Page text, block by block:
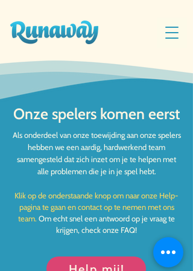
Onze spelers komen eerst
Als onderdeel van onze toewijding aan onze spelers
hebben we een aardig, hardwerkend team
samengesteld dat zich inzet om je te helpen met
alle problemen die je in je spel hebt.
Klik op de onderstaande knop om naar onze Help-
pagina te gaan en contact op te nemen met ons
team. Om echt snel een antwoord op je vraag te
krijgen, check onze FAQ!